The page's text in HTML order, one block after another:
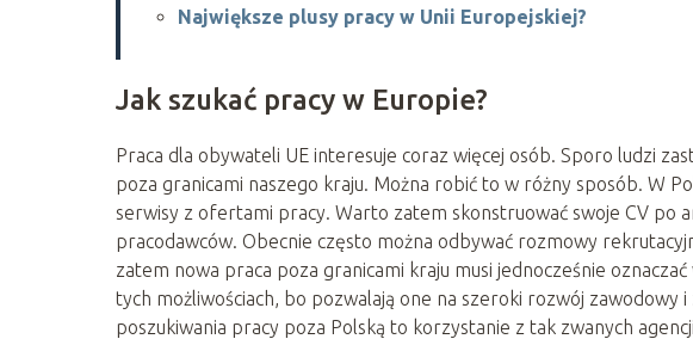
Największe plusy pracy w Unii Europejskiej?
Jak szukać pracy w Europie?
Praca dla obywateli UE interesuje coraz więcej osób. Sporo ludzi
poza granicami naszego kraju. Można robić to w różny sposób. W
serwisy z ofertami pracy. Warto zatem skonstruować swoje CV po
pracodawców. Obecnie często można odbywać rozmowy
zatem nowa praca poza granicami kraju musi jednocześnie
tych możliwościach, bo pozwalają one na szeroki rozwój zawodowy
poszukiwania pracy poza Polską to korzystanie z tak zwanych